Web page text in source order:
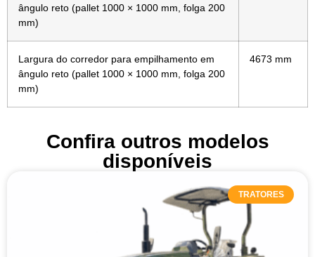
ângulo reto (pallet 1000 × 1000 mm, folga 200
mm)
Largura do corredor para empilhamento em
ângulo reto (pallet 1000 × 1000 mm, folga 200
mm)
4673 mm
Confira outros modelos
disponíveis
TRATORES